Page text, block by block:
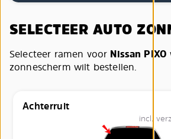
SELECTEER AUTO
Selecteer ramen voor Nissan PIXO
zonnescherm wilt bestellen.
Achterruit
incl.